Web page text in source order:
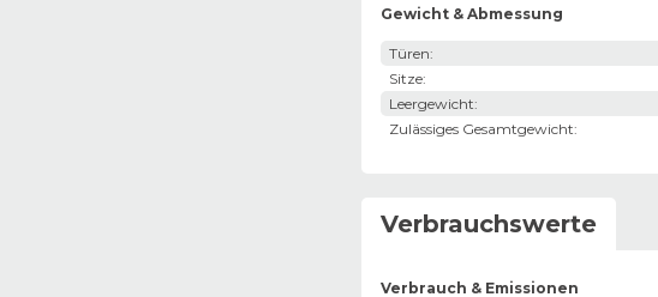
Gewicht & Abmessung
Türen:
Sitze:
Leergewicht:
Zulässiges Gesamtgewicht:
Verbrauchswerte
Verbrauch & Emissionen